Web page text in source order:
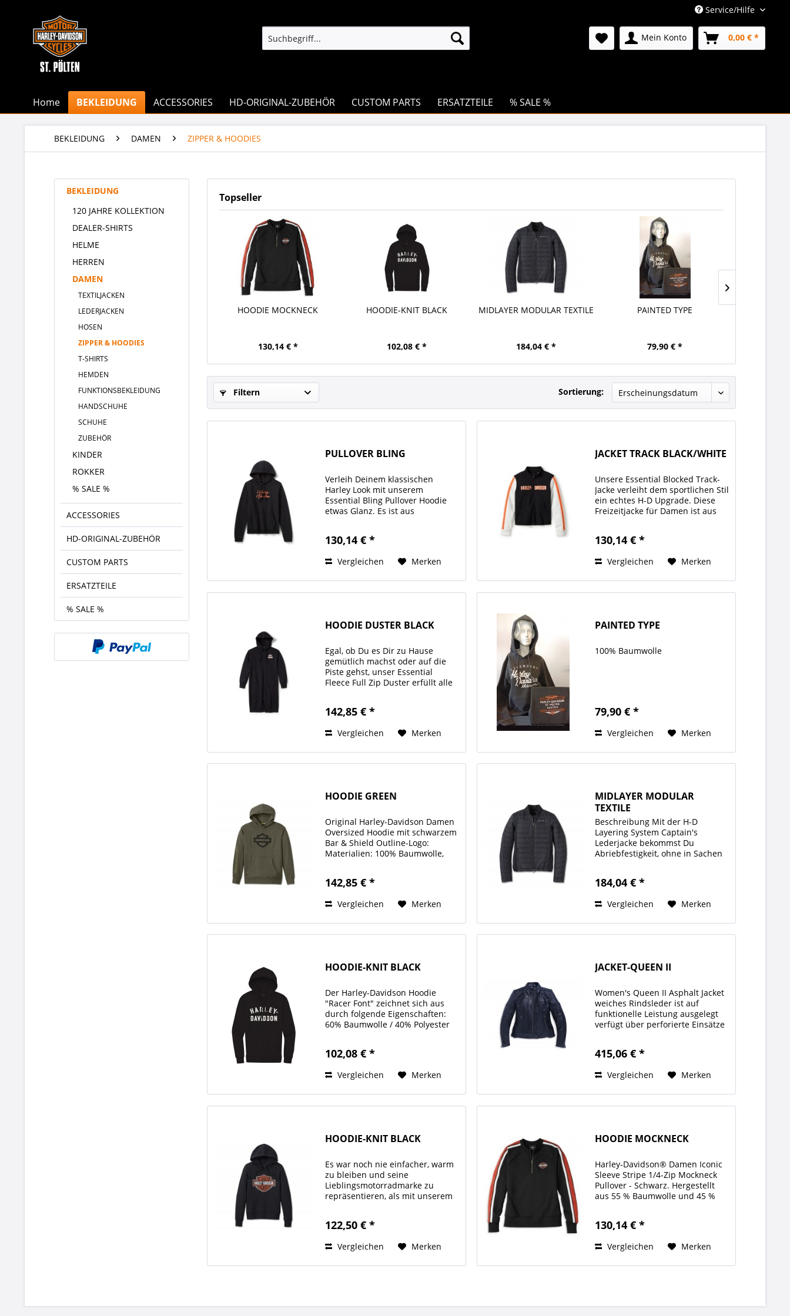
Service/Hilfe
Mein Konto 0,00 € *
Home BEKLEIDUNG ACCESSORIES HD-ORIGINAL-ZUBEHÖR CUSTOM PARTS ERSATZTEILE % SALE %
BEKLEIDUNG DAMEN ZIPPER & HOODIES
BEKLEIDUNG
120 JAHRE KOLLEKTION
DEALER-SHIRTS
HELME
HERREN
DAMEN
TEXTILJACKEN
LEDERJACKEN
HOSEN
ZIPPER & HOODIES
T-SHIRTS
HEMDEN
FUNKTIONSBEKLEIDUNG
HANDSCHUHE
SCHUHE
ZUBEHÖR
KINDER
ROKKER
% SALE %
ACCESSORIES
HD-ORIGINAL-ZUBEHÖR
CUSTOM PARTS
ERSATZTEILE
% SALE %
Topseller
HOODIE MOCKNECK
130,14 € *
HOODIE-KNIT BLACK
102,08 € *
MIDLAYER MODULAR TEXTILE
184,04 € *
PAINTED TYPE
79,90 € *
Filtern Sortierung:
PULLOVER BLING
Verleih Deinem klassischen
Harley Look mit unserem
Essential Bling Pullover Hoodie
etwas Glanz. Es ist aus
Passform und hält dich schön
ist mit...
130,14 € *
Vergleichen Merken
JACKET TRACK BLACK/WHITE
Unsere Essential Blocked Track-
Jacke verleiht dem sportlichen Stil
ein echtes H-D Upgrade. Diese
Freizeitjacke für Damen ist aus
strapazierfähig und knitterfrei ist
130,14 € *
Vergleichen Merken
HOODIE DUSTER BLACK
Egal, ob Du es Dir zu Hause
gemütlich machst oder auf die
Piste gehst, unser Essential
Fleece Full Zip Duster erfüllt alle
ultimative Strapazierfähigkeit
142,85 € *
Vergleichen Merken
PAINTED TYPE
100% Baumwolle
79,90 € *
Vergleichen Merken
HOODIE GREEN
Original Harley-Davidson Damen
Oversized Hoodie mit schwarzem
Bar & Shield Outline-Logo:
Materialien: 100% Baumwolle,
Details: Garment gefärbt.
142,85 € *
Vergleichen Merken
MIDLAYER MODULAR
TEXTILE
Beschreibung Mit der H-D
Layering System Captain's
Lederjacke bekommst Du
Abriebfestigkeit, ohne in Sachen
Schicht in unserer modularen 1-
austauschbaren...
184,04 € *
Vergleichen Merken
HOODIE-KNIT BLACK
Der Harley-Davidson Hoodie
"Racer Font" zeichnet sich aus
durch folgende Eigenschaften:
60% Baumwolle / 40% Polyester
gedruckten Harley-Davidson
102,08 € *
Vergleichen Merken
JACKET-QUEEN II
Women's Queen II Asphalt Jacket
weiches Rindsleder ist auf
funktionelle Leistung ausgelegt
verfügt über perforierte Einsätze
Safe-Tech® CE-zertifizierte
415,06 € *
Vergleichen Merken
HOODIE-KNIT BLACK
Es war noch nie einfacher, warm
zu bleiben und seine
Lieblingsmotorradmarke zu
repräsentieren, als mit unserem
Mischung aus Baumwolle und
über...
122,50 € *
Vergleichen Merken
HOODIE MOCKNECK
Harley-Davidson® Damen Iconic
Sleeve Stripe 1/4-Zip Mockneck
Pullover - Schwarz. Hergestellt
aus 55 % Baumwolle und 45 %
Reißverschluss
Twill-Applikation....
130,14 € *
Vergleichen Merken